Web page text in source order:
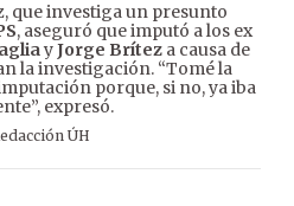
que investiga un presunto
, aseguró que imputó a los ex
yJorge Brítez a causa de
la investigación. “Tomé la
porque, si no, ya iba
expresó.
ÚH